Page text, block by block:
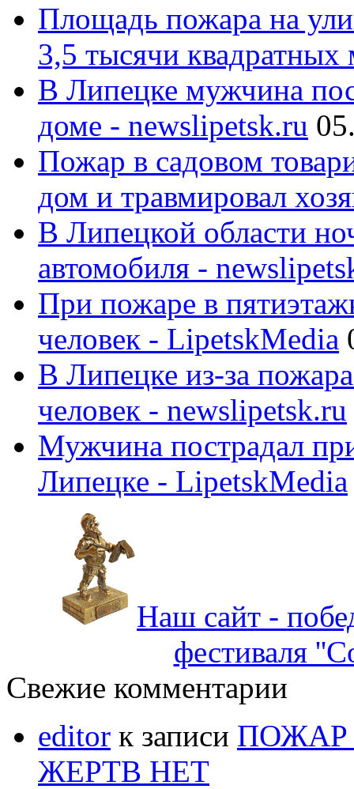
Площадь пожара на
3,5 тысячи
В Липецке мужчина
доме - newslipetsk.ru
Пожар в садовом
дом и травмировал
В Липецкой области
автомобиля -
При пожаре в
человек - LipetskMedia
В Липецке из-за
человек - newslipetsk.ru
Мужчина пострадал
Липецке - LipetskMedia
Наш сайт -
фестиваля
Свежие комментарии
editor к записи ПОЖАР
ЖЕРТВ НЕТ